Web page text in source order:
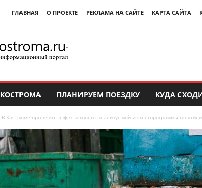
ГЛАВНАЯ О ПРОЕКТЕ РЕКЛАМА НА САЙТЕ КАРТА САЙТА
КОСТРОМА ПЛАНИРУЕМ ПОЕЗДКУ КУДА
В Костроме проверят эффективность реализуемой инвестпрограммы по